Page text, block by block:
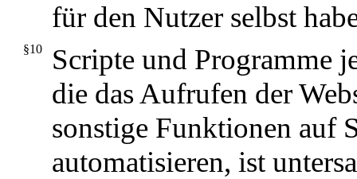
für den Nutzer selbst
§10
Scripte und Programme
die das Aufrufen der
sonstige Funktionen auf
automatisieren, ist